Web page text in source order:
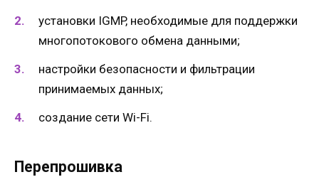
установки IGMP, необходимые для поддержки
многопотокового обмена данными;
настройки безопасности и фильтрации
принимаемых данных;
создание сети Wi-Fi.
Перепрошивка